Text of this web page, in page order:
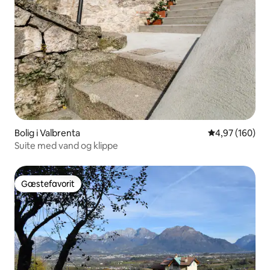
Bolig i Valbrenta 4,97 ud af 5 i
4,97 (160)
Suite med vand og klippe
Gæstefavorit
Gæstefavorit